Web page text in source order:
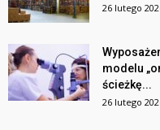
26 lutego
modelu
ścieżkę...
26 lutego